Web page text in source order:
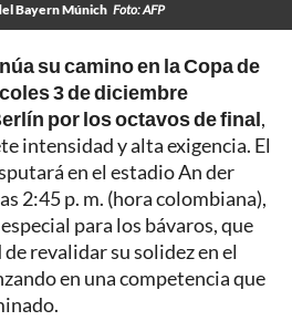
Bayern Múnich Foto: AFP
su camino en la Copa de
3 de diciembre
por los octavos de final,
intensidad y alta exigencia. El
en el estadio An der
2:45 p. m. (hora colombiana),
para los bávaros, que
revalidar su solidez en el
en una competencia que